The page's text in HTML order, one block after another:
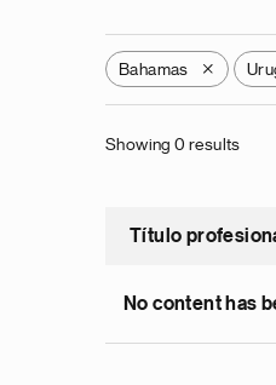
Bahamas X
Showing 0 results
Título
No content has